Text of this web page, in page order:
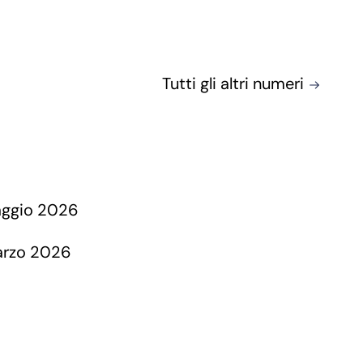
Tutti gli altri numeri